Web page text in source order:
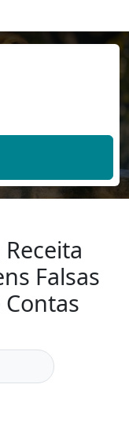
Falsas
Contas